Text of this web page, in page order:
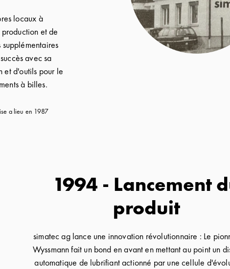
locaux à
et de
avec sa
et d'outils pour le
à billes.
a lieu en 1987
1994 - Lancement
produit
simatec ag lance une innovation révolutionnaire : Le
Wyssmann fait un bond en avant en mettant au point un
automatique de lubrifiant actionné par une cellule